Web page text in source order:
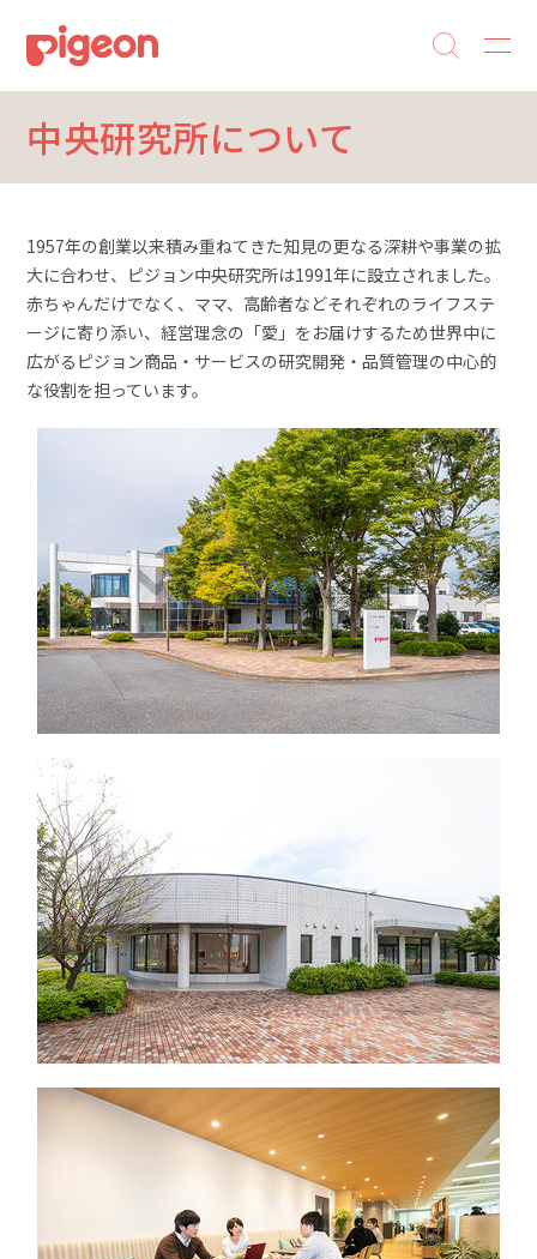
中央研究所について
1957年の創業以来積み重ねてきた知見の更なる深耕や事業の拡
大に合わせ、ピジョン中央研究所は1991年に設立されました。
赤ちゃんだけでなく、ママ、高齢者などそれぞれのライフステ
ージに寄り添い、経営理念の「愛」をお届けするため世界中に
広がるピジョン商品・サービスの研究開発・品質管理の中心的
な役割を担っています。